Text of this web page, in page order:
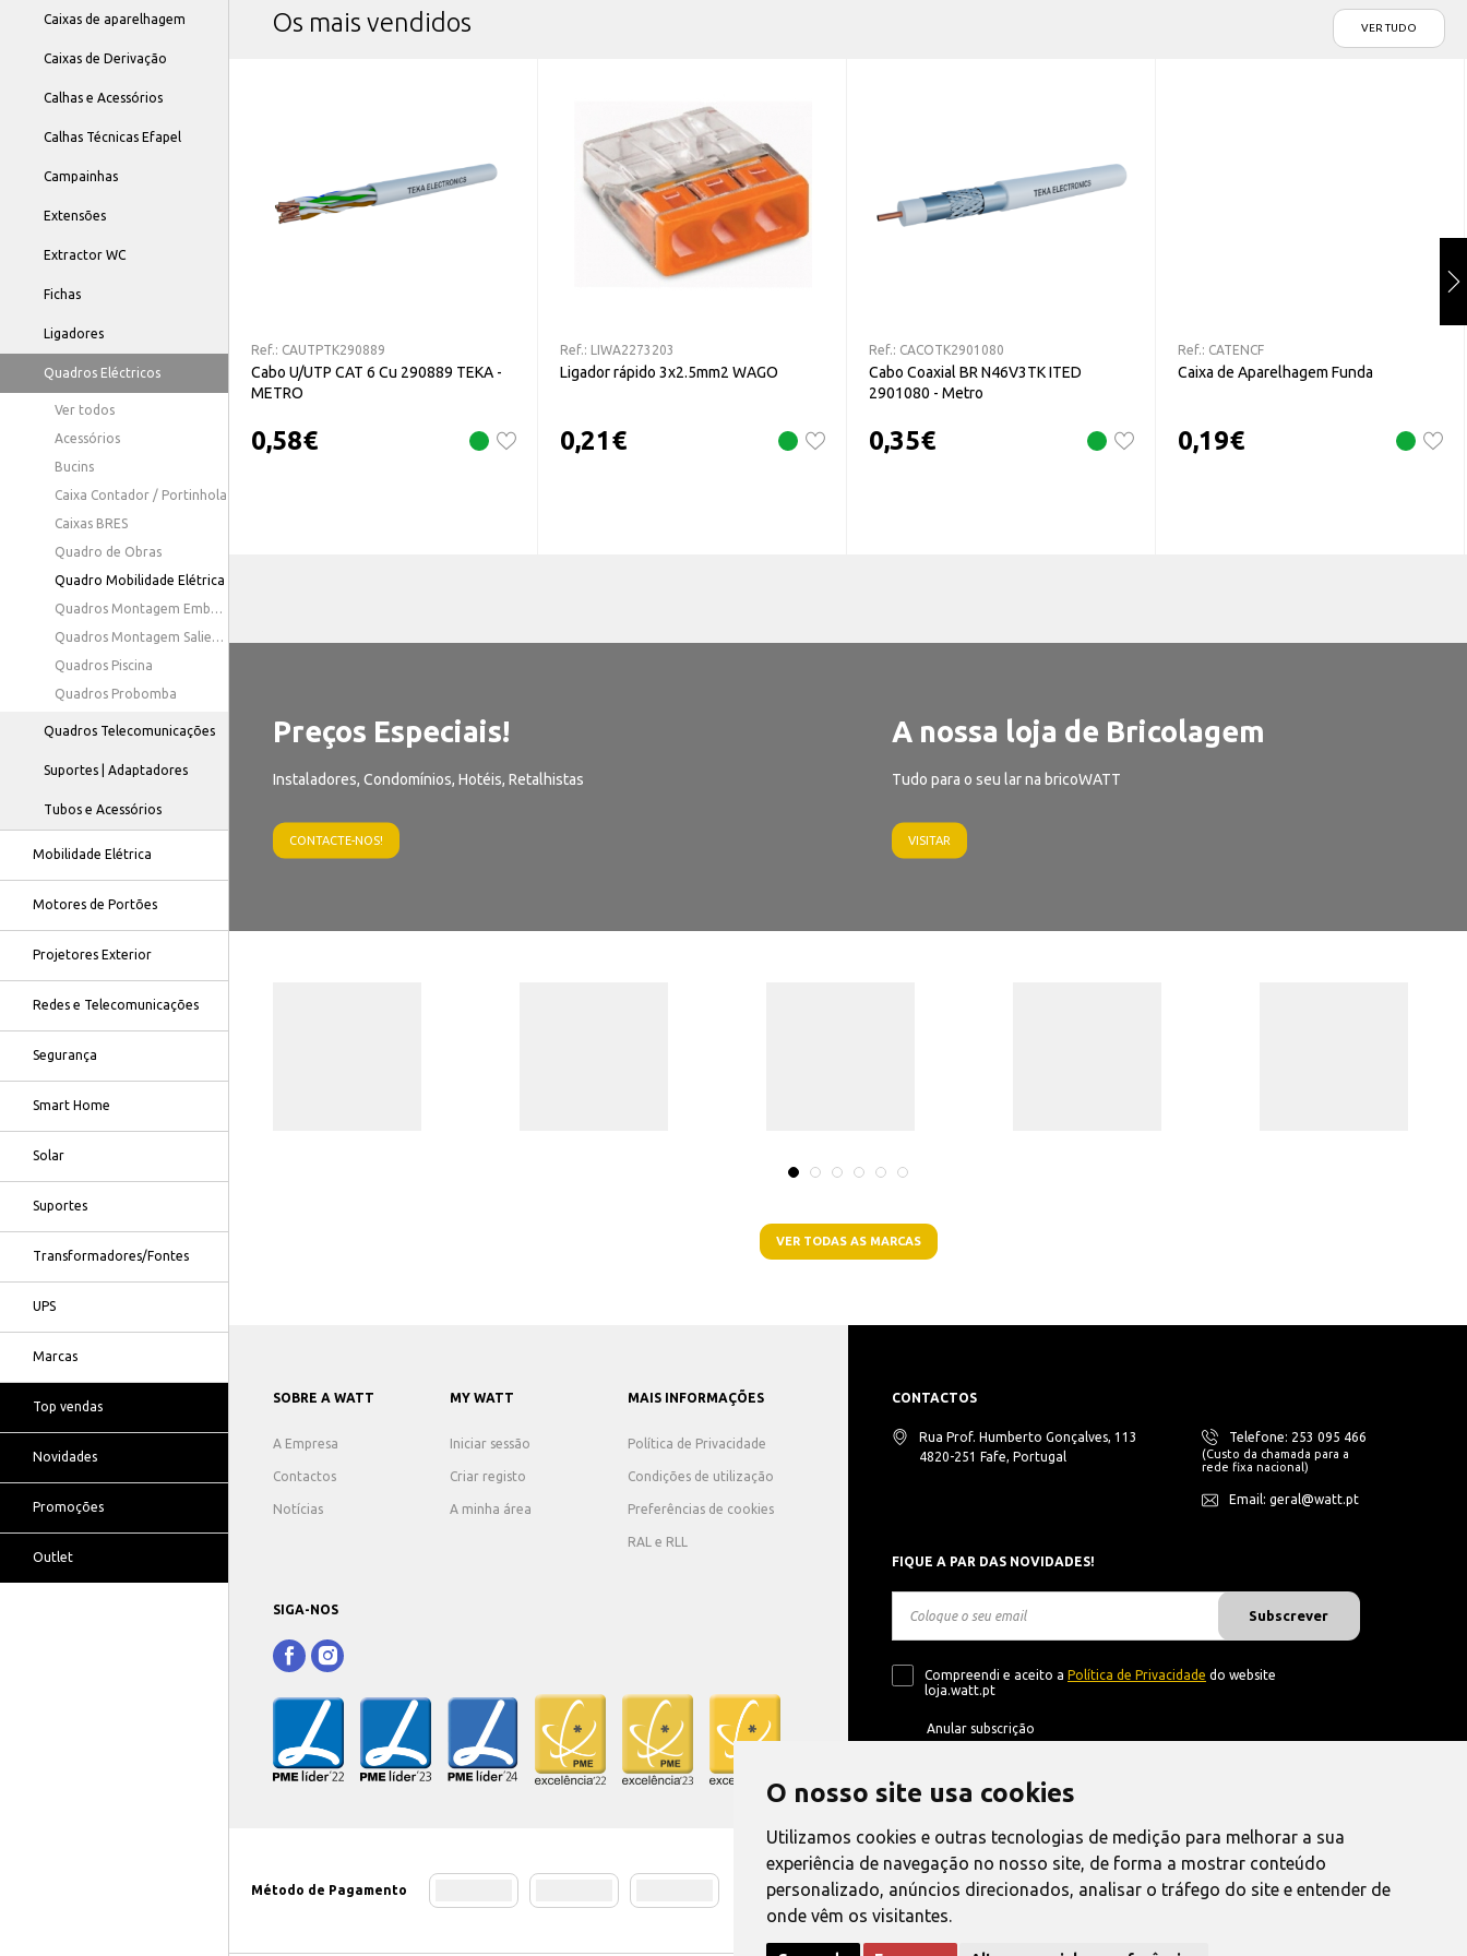
O nosso site usa cookies
Utilizamos cookies e outras tecnologias de medição para melhorar a sua
experiência de navegação no nosso site, de forma a mostrar conteúdo
personalizado, anúncios direcionados, analisar o tráfego do site e entender de
onde vêm os visitantes.
Caixas de aparelhagem
Caixas de Derivação
Calhas e Acessórios
Calhas Técnicas Efapel
Campainhas
Extensões
Extractor WC
Fichas
Ligadores
Quadros Eléctricos
Ver todos
Acessórios
Bucins
Caixa Contador / Portinhola
Caixas BRES
Quadro de Obras
Quadro Mobilidade Elétrica
Quadros Montagem Embutida
Quadros Montagem Saliente
Quadros Piscina
Quadros Probomba
Quadros Telecomunicações
Suportes | Adaptadores
Tubos e Acessórios
Mobilidade Elétrica
Motores de Portões
Projetores Exterior
Redes e Telecomunicações
Segurança
Smart Home
Solar
Suportes
Transformadores/Fontes
UPS
Marcas
Top vendas
Novidades
Promoções
Outlet
Os mais vendidos VER TUDO
Ref.: CAUTPTK290889
Cabo U/UTP CAT 6 Cu 290889 TEKA -
METRO
0,58€
Ref.: LIWA2273203
Ligador rápido 3x2.5mm2 WAGO
0,21€
Ref.: CACOTK2901080
Cabo Coaxial BR N46V3TK ITED
2901080 - Metro
0,35€
Ref.: CATENCF
Caixa de Aparelhagem Funda
0,19€
Preços Especiais!
Instaladores, Condomínios, Hotéis, Retalhistas
CONTACTE-NOS!
A nossa loja de Bricolagem
Tudo para o seu lar na bricoWATT
VISITAR
VER TODAS AS MARCAS
SOBRE A WATT
A Empresa
Contactos
Notícias
MY WATT
Iniciar sessão
Criar registo
A minha área
MAIS INFORMAÇÕES
Política de Privacidade
Condições de utilização
Preferências de cookies
RAL e RLL
SIGA-NOS
CONTACTOS
Rua Prof. Humberto Gonçalves, 113
4820-251 Fafe, Portugal
Telefone: 253 095 466
(Custo da chamada para a
rede fixa nacional)
Email: geral@watt.pt
FIQUE A PAR DAS NOVIDADES!
Subscrever
Compreendi e aceito a Política de Privacidade do website
loja.watt.pt
Anular subscrição
Método de Pagamento Método de Envio